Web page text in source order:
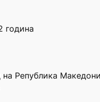
година
на Република